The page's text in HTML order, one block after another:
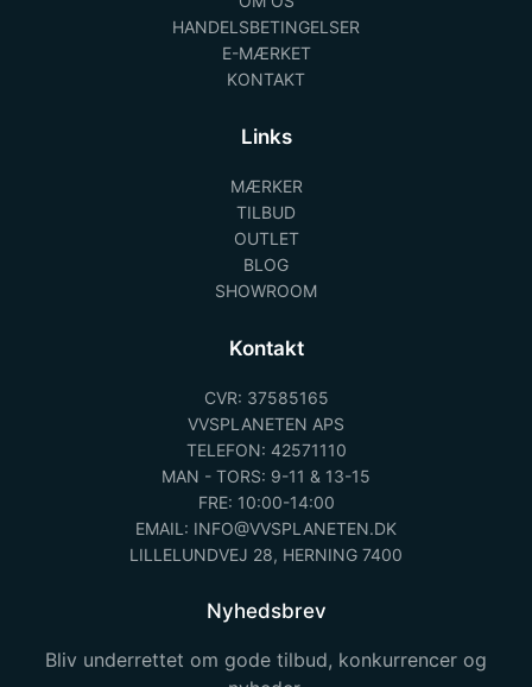
HANDELSBETINGELSER
E-MÆRKET
KONTAKT
Links
MÆRKER
TILBUD
OUTLET
BLOG
SHOWROOM
Kontakt
CVR: 37585165
VVSPLANETEN APS
TELEFON: 42571110
MAN - TORS: 9-11 & 13-15
FRE: 10:00-14:00
EMAIL: INFO@VVSPLANETEN.DK
LILLELUNDVEJ 28, HERNING 7400
Nyhedsbrev
Bliv underrettet om gode tilbud, konkurrencer og